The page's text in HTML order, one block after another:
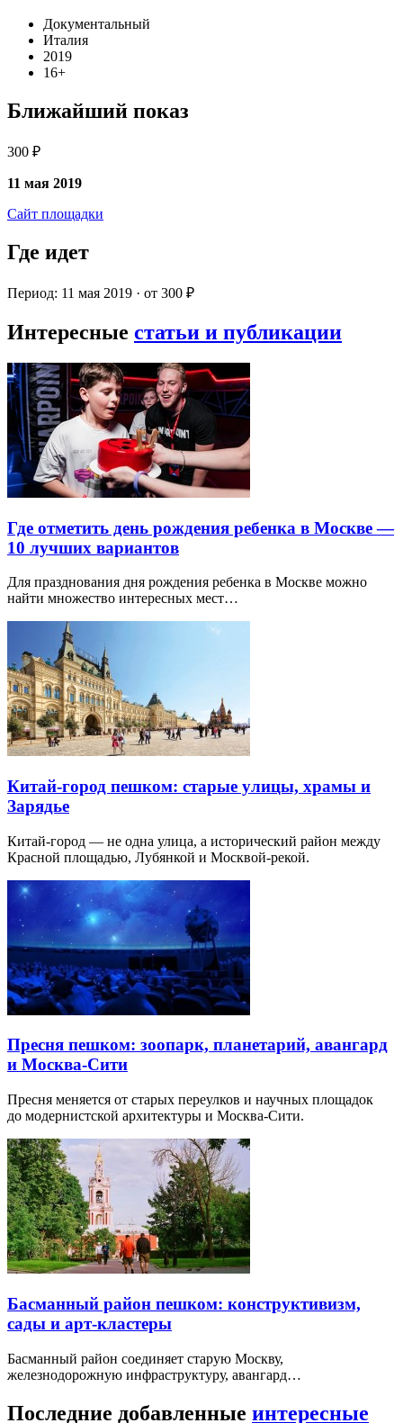
Документальный
Италия
2019
16+
Ближайший показ
300 ₽
11 мая 2019
Сайт площадки
Где идет
Период: 11 мая 2019 · от 300 ₽
Интересные статьи и публикации
Где отметить день рождения ребенка в Москве —
10 лучших вариантов
Для празднования дня рождения ребенка в Москве можно
найти множество интересных мест…
Китай-город пешком: старые улицы, храмы и
Зарядье
Китай-город — не одна улица, а исторический район между
Красной площадью, Лубянкой и Москвой-рекой.
Пресня пешком: зоопарк, планетарий, авангард
и Москва-Сити
Пресня меняется от старых переулков и научных площадок
до модернистской архитектуры и Москва-Сити.
Басманный район пешком: конструктивизм,
сады и арт-кластеры
Басманный район соединяет старую Москву,
железнодорожную инфраструктуру, авангард…
Последние добавленные интересные